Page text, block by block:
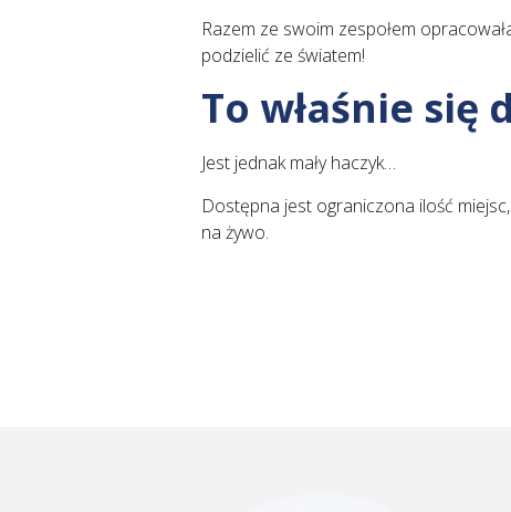
Razem ze swoim zespołem
podzielić ze światem!
To właśnie się
Jest jednak mały haczyk…
Dostępna jest ograniczona ilość
na żywo.